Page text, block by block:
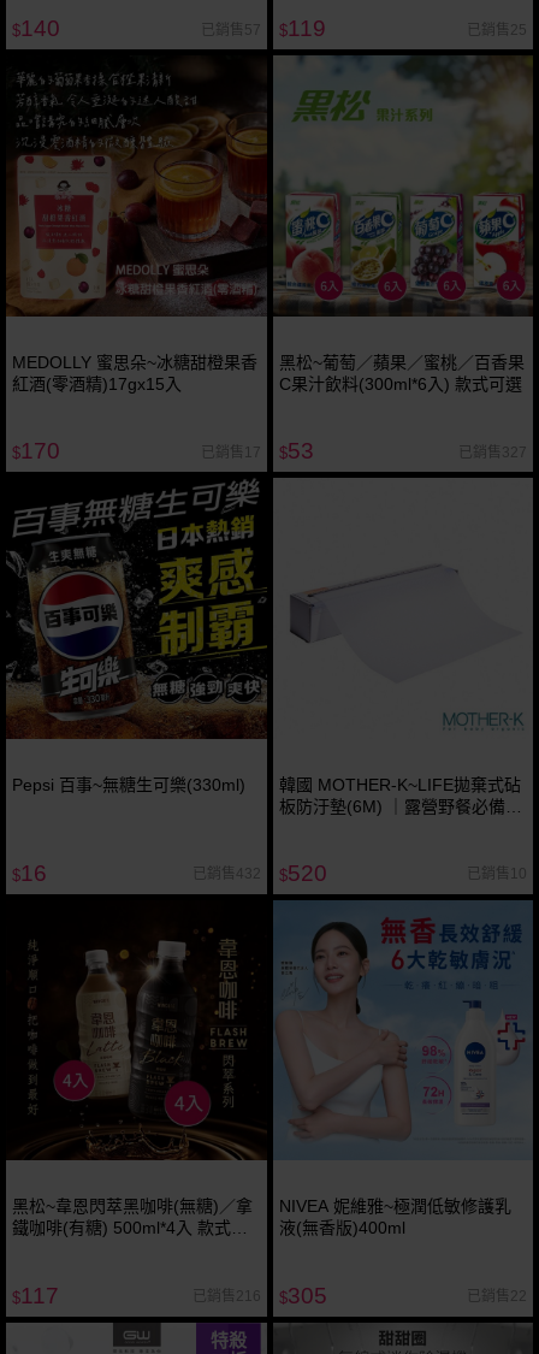
$140 已銷售57 $119 已銷售25
MEDOLLY 蜜思朵~冰糖甜橙果香
紅酒(零酒精)17gx15入
$170 已銷售17
黑松~葡萄／蘋果／蜜桃／百香果
C果汁飲料(300ml*6入) 款式可選
$53 已銷售327
Pepsi 百事~無糖生可樂(330ml)
$16 已銷售432
韓國 MOTHER-K~LIFE拋棄式砧
板防汙墊(6M) ｜露營野餐必備／
$520 已銷售10
黑松~韋恩閃萃黑咖啡(無糖)／拿
鐵咖啡(有糖) 500ml*4入 款式可
$117 已銷售216
NIVEA 妮維雅~極潤低敏修護乳
液(無香版)400ml
$305 已銷售22
特殺